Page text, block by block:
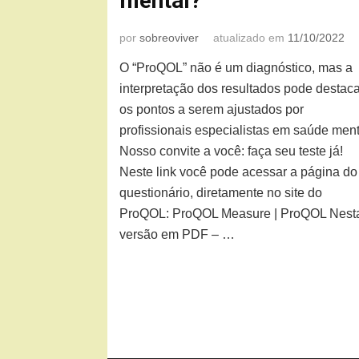
porsobreoviver atualizado em 11/10/2022
O “ProQOL” não é um diagnóstico, mas a
interpretação dos resultados pode
os pontos a serem ajustados por
profissionais especialistas em saúde
Nosso convite a você: faça seu teste já!
Neste link você pode acessar a página do
questionário, diretamente no site do
ProQOL: ProQOL Measure | ProQOL
versão em PDF – …